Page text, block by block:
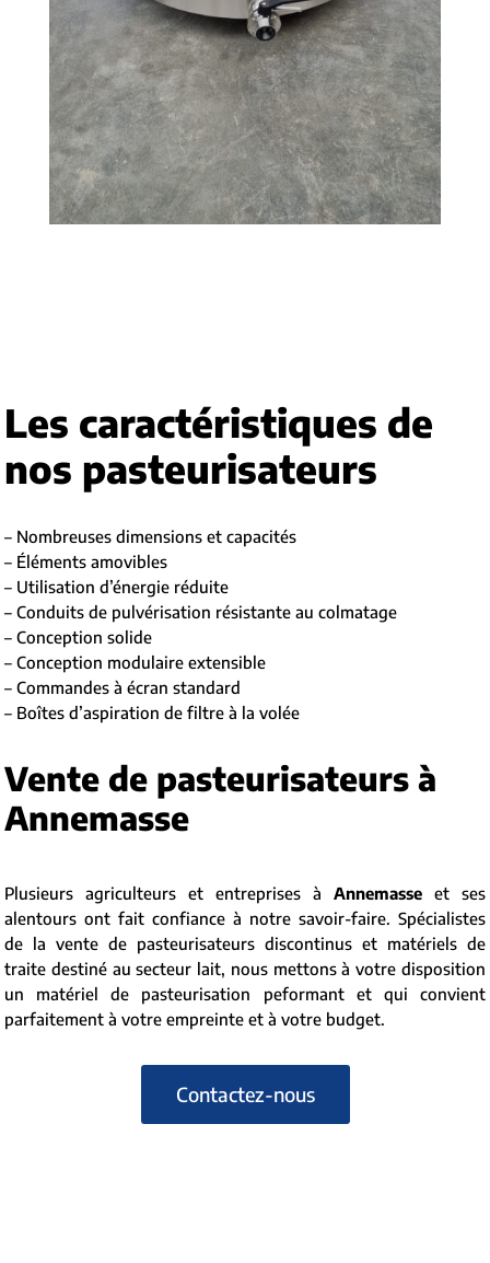
Les caractéristiques de
nos pasteurisateurs
– Nombreuses dimensions et capacités
– Éléments amovibles
– Utilisation d’énergie réduite
– Conduits de pulvérisation résistante au colmatage
– Conception solide
– Conception modulaire extensible
– Commandes à écran standard
– Boîtes d’aspiration de filtre à la volée
Vente de pasteurisateurs à
Annemasse
Plusieurs agriculteurs et entreprises à Annemasseet ses
alentours ont fait confiance à notre savoir-faire. Spécialistes
de la vente de pasteurisateurs discontinus et matériels de
traite destiné au secteur lait, nous mettons à votre disposition
un matériel de pasteurisation peformant et qui convient
parfaitement à votre empreinte et à votre budget.
Contactez-nous